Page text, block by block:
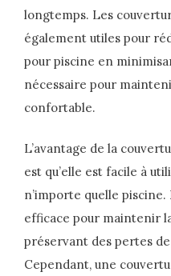
longtemps. Les
également utiles pour
pour piscine en
nécessaire pour
confortable.
L’avantage de la
est qu’elle est facile à
n’importe quelle
efficace pour maintenir
préservant des pertes
Cependant, une